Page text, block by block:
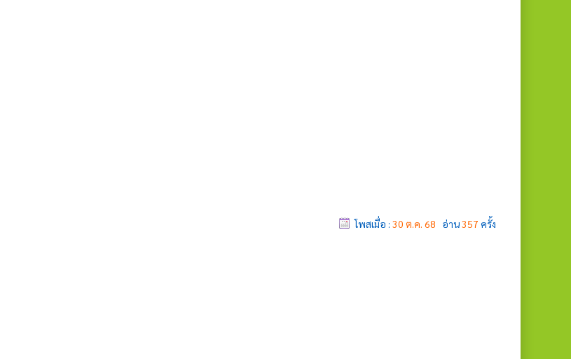
โพสเมื่อ :30 ต.ค. 68 อ่าน357 ครั้ง